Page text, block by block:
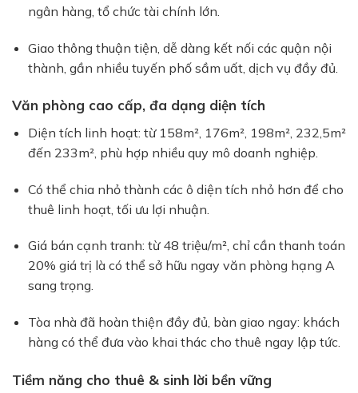
ngân hàng, tổ chức tài chính lớn.
Giao thông thuận tiện, dễ dàng kết nối các quận nội
thành, gần nhiều tuyến phố sầm uất, dịch vụ đầy đủ.
Văn phòng cao cấp, đa dạng diện tích
Diện tích linh hoạt: từ 158m², 176m², 198m², 232,5m²
đến 233m², phù hợp nhiều quy mô doanh nghiệp.
Có thể chia nhỏ thành các ô diện tích nhỏ hơn để cho
thuê linh hoạt, tối ưu lợi nhuận.
Giá bán cạnh tranh: từ 48 triệu/m², chỉ cần thanh toán
20% giá trị là có thể sở hữu ngay văn phòng hạng A
sang trọng.
Tòa nhà đã hoàn thiện đầy đủ, bàn giao ngay: khách
hàng có thể đưa vào khai thác cho thuê ngay lập tức.
Tiềm năng cho thuê & sinh lời bền vững